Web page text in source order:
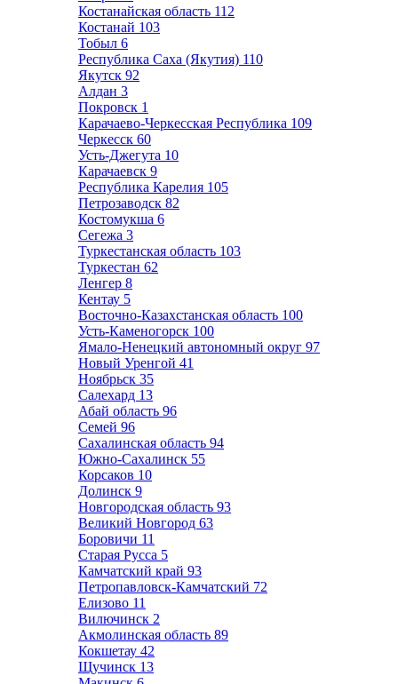
Костанайская область 112
Костанай 103
Тобыл 6
Республика Саха (Якутия) 110
Якутск 92
Алдан 3
Покровск 1
Карачаево-Черкесская Республика 109
Черкесск 60
Усть-Джегута 10
Карачаевск 9
Республика Карелия 105
Петрозаводск 82
Костомукша 6
Сегежа 3
Туркестанская область 103
Туркестан 62
Ленгер 8
Кентау 5
Восточно-Казахстанская область 100
Усть-Каменогорск 100
Ямало-Ненецкий автономный округ 97
Новый Уренгой 41
Ноябрьск 35
Салехард 13
Абай область 96
Семей 96
Сахалинская область 94
Южно-Сахалинск 55
Корсаков 10
Долинск 9
Новгородская область 93
Великий Новгород 63
Боровичи 11
Старая Русса 5
Камчатский край 93
Петропавловск-Камчатский 72
Елизово 11
Вилючинск 2
Акмолинская область 89
Кокшетау 42
Щучинск 13